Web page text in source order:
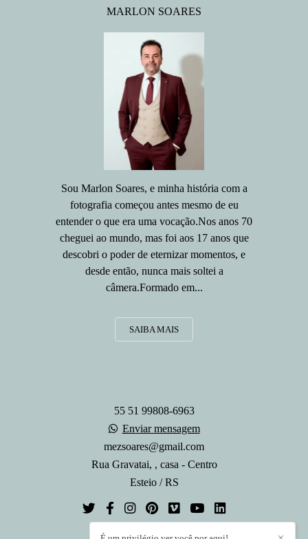
MARLON SOARES
Sou Marlon Soares, e minha história com a
fotografia começou antes mesmo de eu
entender o que era uma vocação.Nos anos 70
cheguei ao mundo, mas foi aos 17 anos que
descobri o poder de eternizar momentos, e
desde então, nunca mais soltei a
câmera.Formado em...
SAIBA MAIS
55 51 99808-6963
Enviar mensagem
mezsoares@gmail.com
Rua Gravatai, , casa - Centro
Esteio / RS